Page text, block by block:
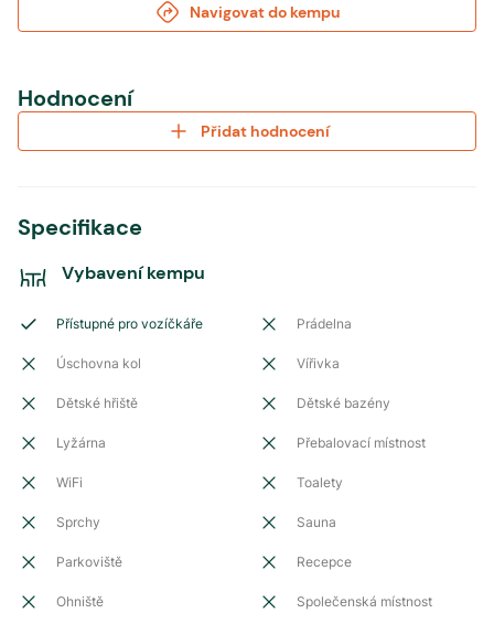
Navigovat do kempu
Hodnocení
Přidat hodnocení
Specifikace
Vybavení kempu
Přístupné pro vozíčkáře Prádelna
Úschovna kol Vířivka
Dětské hřiště Dětské bazény
Lyžárna Přebalovací místnost
WiFi Toalety
Sprchy Sauna
Parkoviště Recepce
Ohniště Společenská místnost